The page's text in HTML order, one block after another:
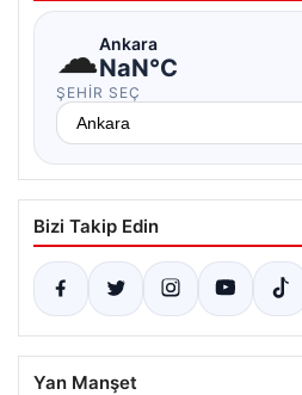
☁Ankara
NaN°C
ŞEHIR SEÇ
Bizi Takip Edin
Yan Manşet